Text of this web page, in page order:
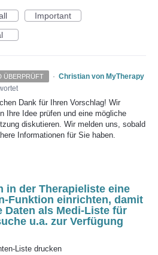
Important
ÜBERPRÜFT · Christian von MyTherapy
Dank für Ihren Vorschlag! Wir
Ihre Idee prüfen und eine mögliche
diskutieren. Wir melden uns, sobald
Informationen für Sie haben.
in der Therapieliste eine
Funktion einrichten, damit
Daten als Medi-Liste für
u.a. zur Verfügung
Liste drucken